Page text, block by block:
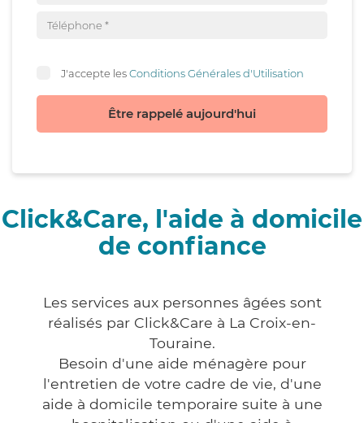
J'accepte lesConditions Générales d'Utilisation
Être rappelé aujourd'hui
Click&Care, l'aide à domicile
de confiance
Les services aux personnes âgées sont
réalisés par Click&Care à La Croix-en-
Touraine.
Besoin d'une aide ménagère pour
l'entretien de votre cadre de vie, d'une
aide à domicile temporaire suite à une